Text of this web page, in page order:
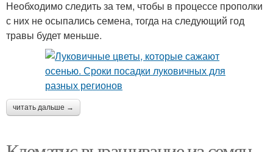
Необходимо следить за тем, чтобы в процессе прополки
с них не осыпались семена, тогда на следующий год
травы будет меньше.
читать дальше →